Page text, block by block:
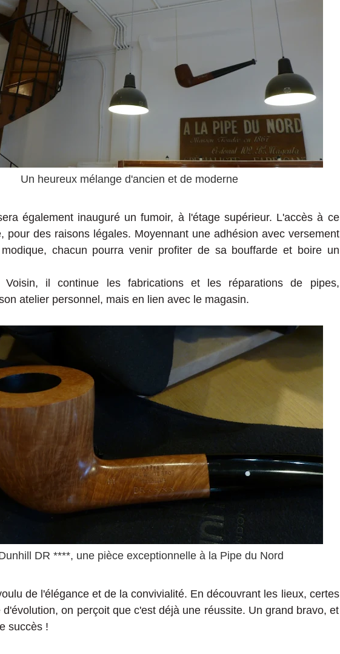
Un heureux mélange d'ancien et de moderne
également inauguré un fumoir, à l'étage supérieur. L'accès à ce
pour des raisons égales. Moyennant une adhésion avec versement
chacun pourra venir profiter de sa bouffarde et boire un
Voisin, il continue les fabricationset les réparations de pipes,
atelier personnel , mais en lien avec le magasin.
DR ****, une pièce exceptionnelle à la Pipe du Nord
de l'éléganceet de la convivialité. Endécouvrant les l ieux, certes
d'évolution,on perçoitque c'estdéjà une réussite. Un grand bravo, et
succès !